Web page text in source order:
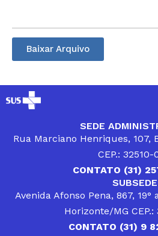
Baixar Arquivo
SEDE
Rua Marciano Henriques, 107,
CEP.: 32510-
CONTATO (31)
SUBSEDE
Avenida Afonso Pena, 867, 19°
Horizonte/MG CEP.:
CONTATO (31) 9